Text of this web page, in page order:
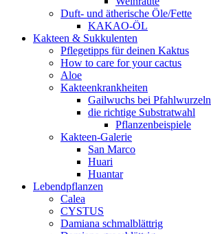
Duft- und ätherische Öle/Fette
KAKAO-ÖL
Kakteen & Sukkulenten
Pflegetipps für deinen Kaktus
How to care for your cactus
Aloe
Kakteenkrankheiten
Gailwuchs bei Pfahlwurzeln
die richtige Substratwahl
Pflanzenbeispiele
Kakteen-Galerie
San Marco
Huari
Huantar
Lebendpflanzen
Calea
CYSTUS
Damiana schmalblättrig